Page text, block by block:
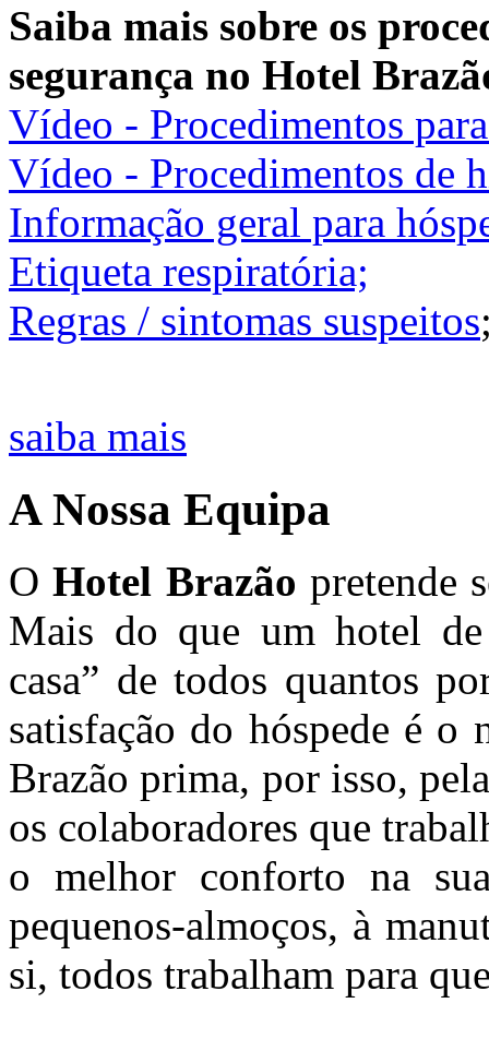
Saiba mais sobre os
segurança no Hotel
Vídeo - Procedimentos
Vídeo - Procedimentos de
Informação geral para
Etiqueta respiratória;
Regras / sintomas suspeitos
saiba mais
A Nossa Equipa
OHotel Brazão pretende
Mais do que um hotel de
casa” de todos quantos
satisfação do hóspede é
Brazão prima, por isso,
os colaboradores que
o melhor conforto na
pequenos-almoços, à
si, todos trabalham para